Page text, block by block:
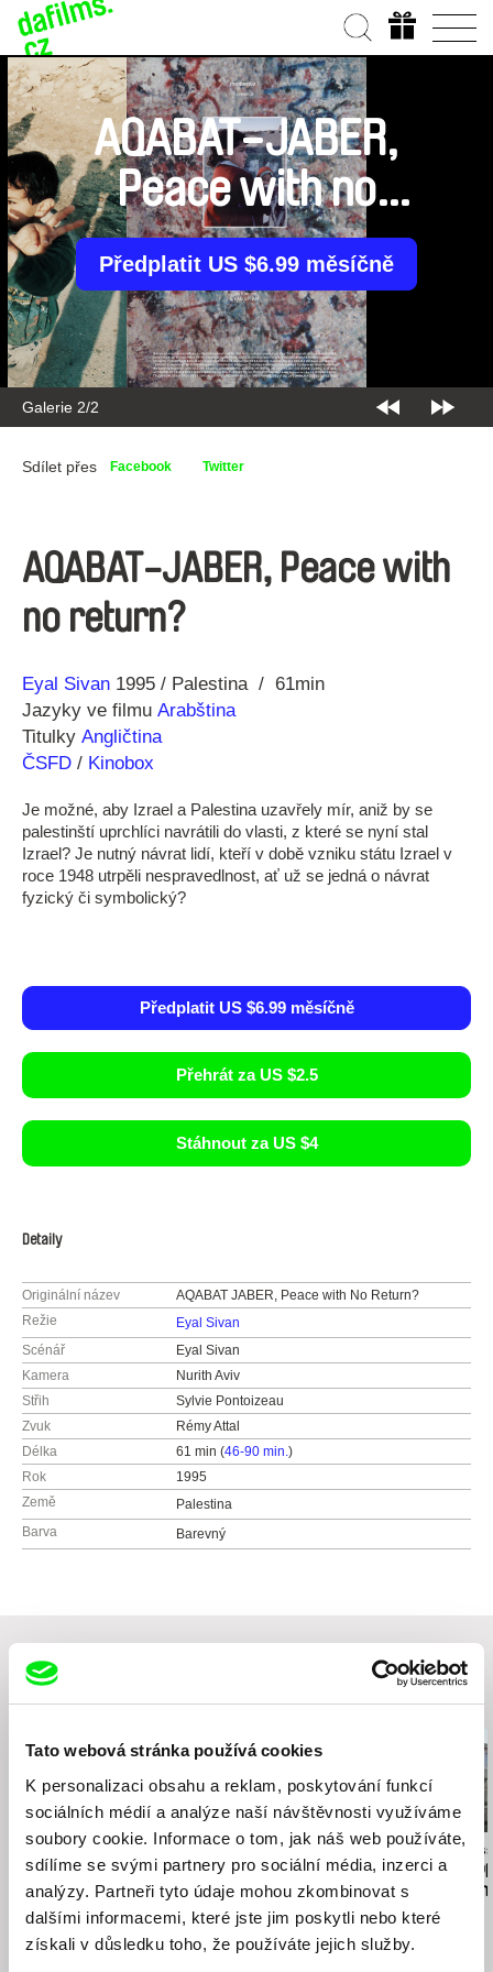
Tato webová stránka používá cookies
K personalizaci obsahu a reklam, poskytování funkcí
sociálních médií a analýze naší návštěvnosti využíváme
soubory cookie. Informace o tom, jak náš web používáte,
sdílíme se svými partnery pro sociální média, inzerci a
analýzy. Partneři tyto údaje mohou zkombinovat s
dalšími informacemi, které jste jim poskytli nebo které
získali v důsledku toho, že používáte jejich služby.
Galerie 2/2
AQABAT-JABER,
Peace with no
return?
Předplatit US $6.99 měsíčně
Sdílet přes Facebook Twitter
AQABAT-JABER, Peace with
no return?
Režie
Eyal Sivan
Rok 1995 Palestina
61min
Jazyky ve filmu Arabština
Titulky Angličtina
ČSFD / Kinobox
Je možné, aby Izrael a Palestina uzavřely mír, aniž by se
palestinští uprchlíci navrátili do vlasti, z které se nyní stal
Izrael? Je nutný návrat lidí, kteří v době vzniku státu Izrael v
roce 1948 utrpěli nespravedlnost, ať už se jedná o návrat
fyzický či symbolický?
Předplatit US $6.99 měsíčně
Přehrát za US $2.5
Stáhnout za US $4
Detaily
Originální název
AQABAT JABER, Peace with No Return?
Režie
Eyal Sivan
Scénář
Eyal Sivan
Kamera
Nurith Aviv
Střih
Sylvie Pontoizeau
Zvuk
Rémy Attal
Délka
61 min (46-90 min.)
Rok
1995
Země
Palestina
Barva
Barevný
Související filmy (20)
AQABAT JABER, passing
through
Thomas A. Østbye
Pryč z Norska
Ingvar A.
House of
Refugee